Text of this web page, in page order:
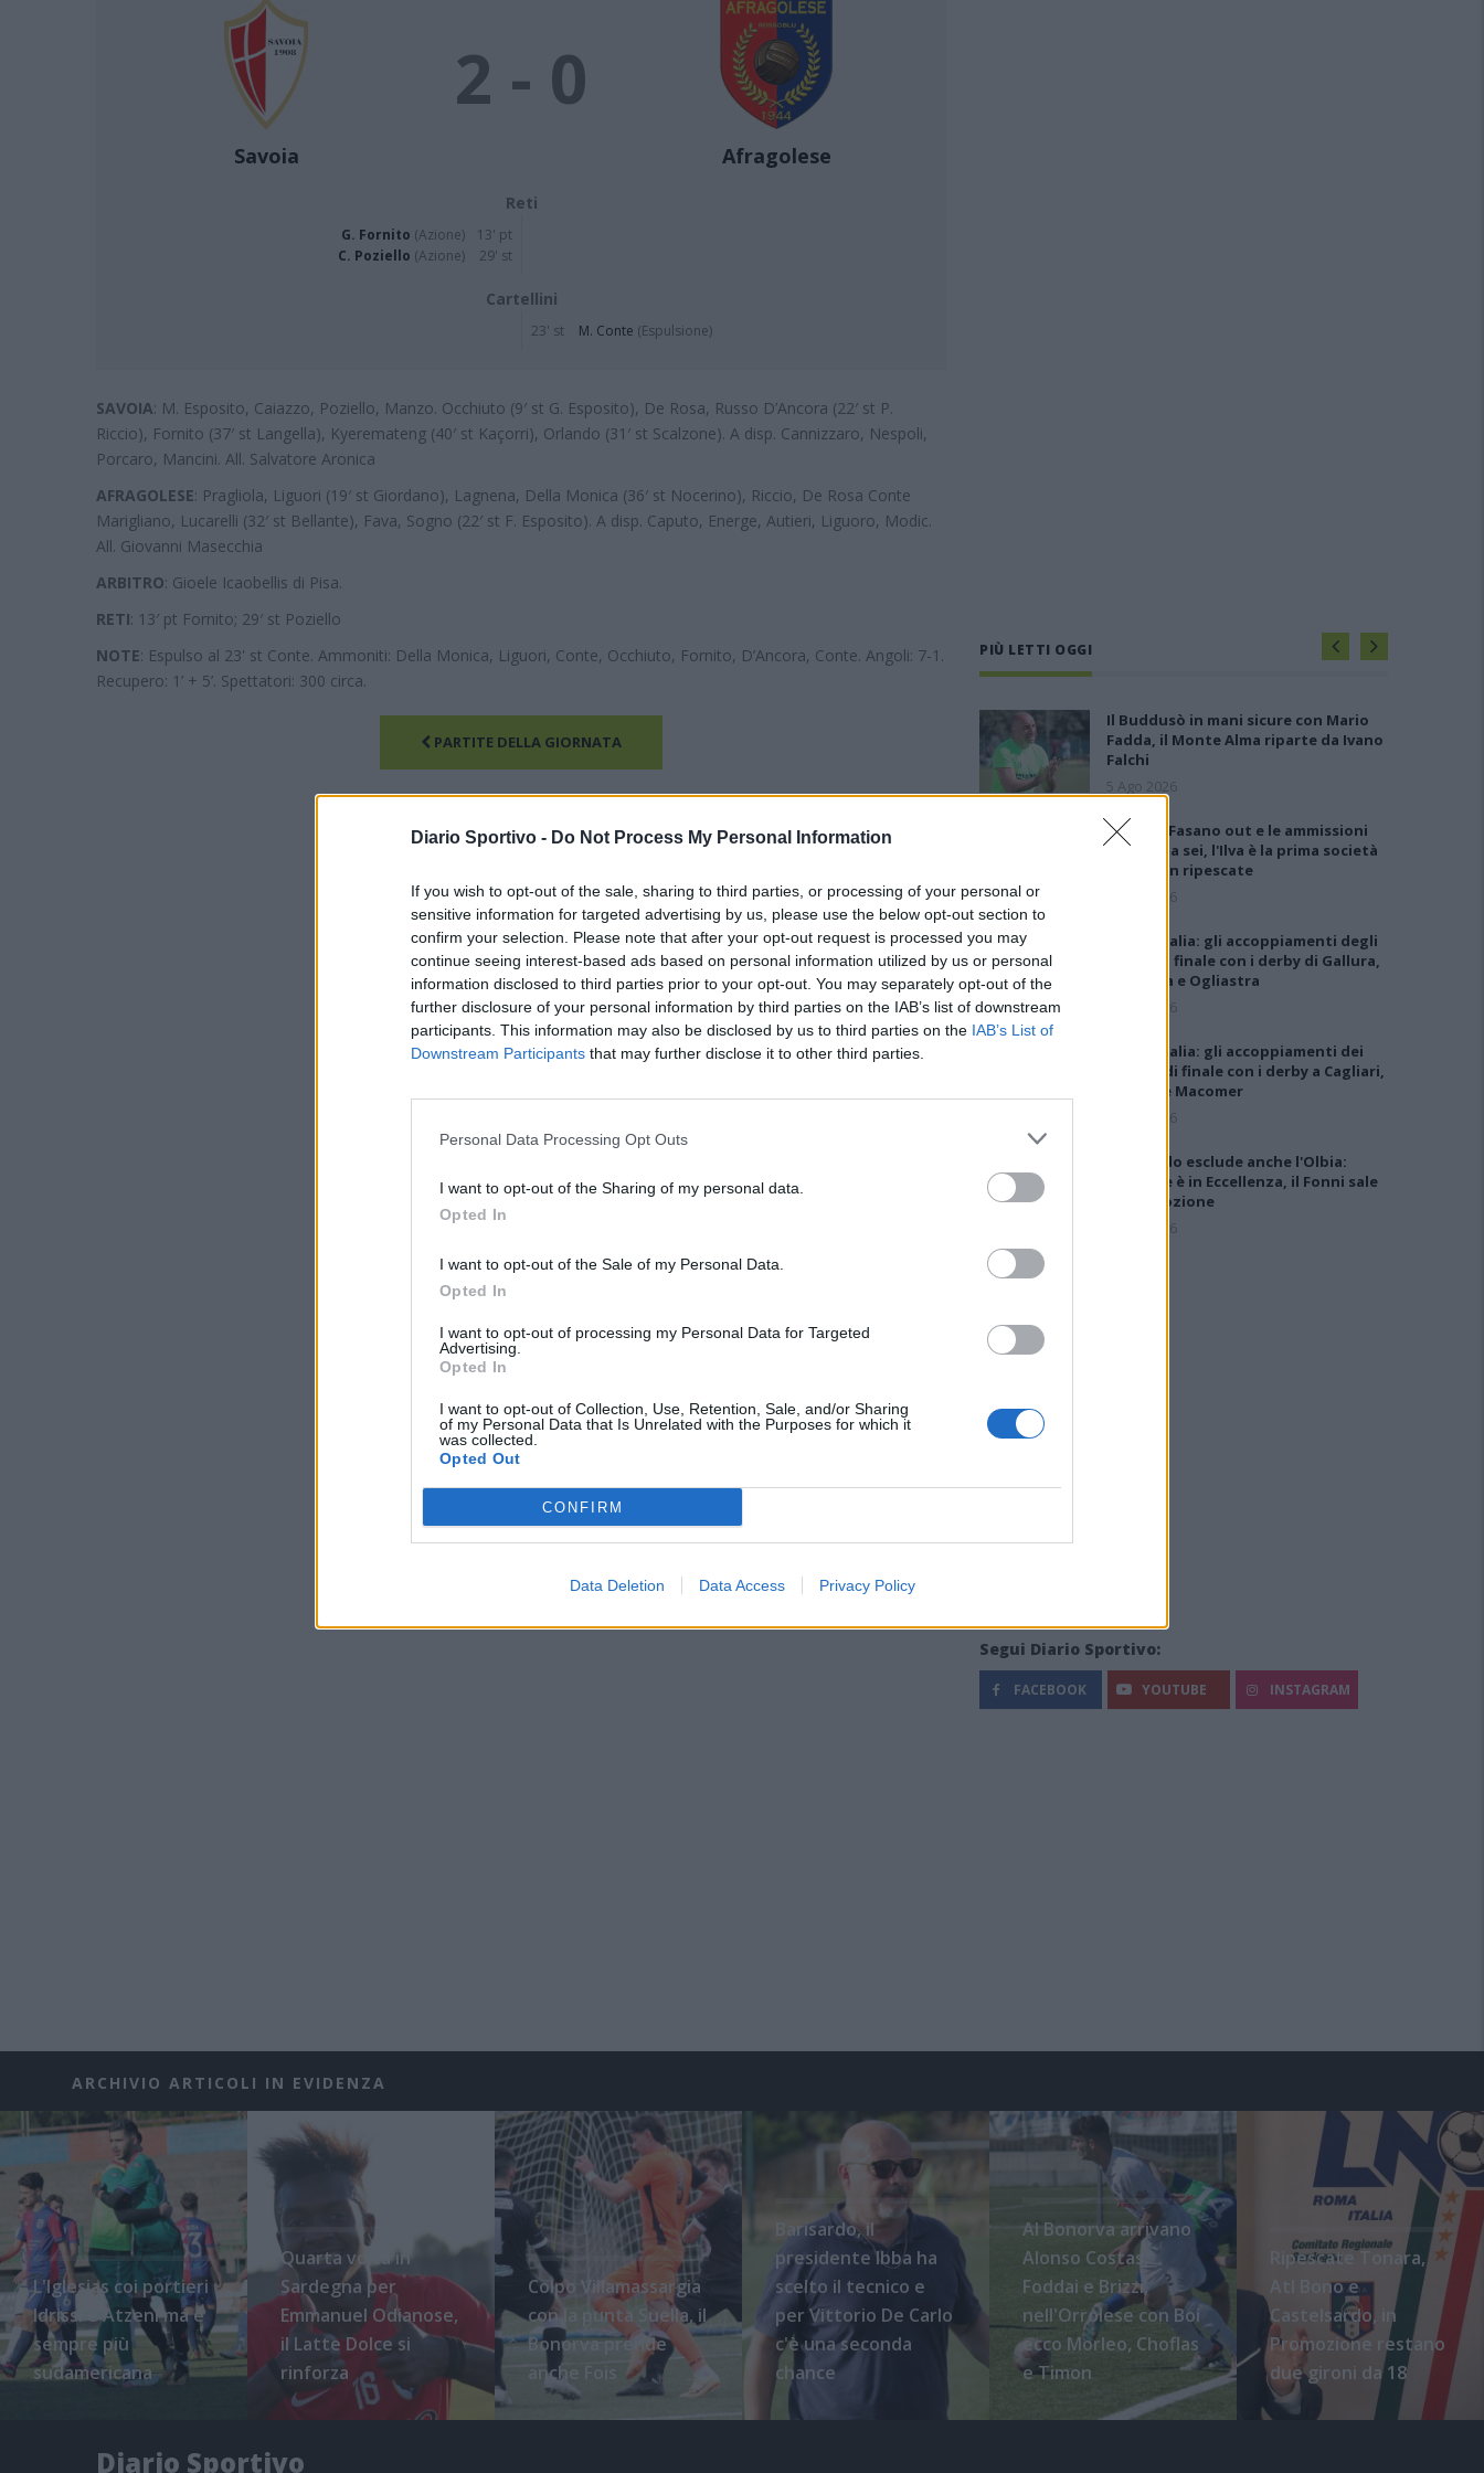
Diario Sportivo - Do Not Process My Personal Information
If you wish to opt-out of the sale, sharing to third parties, or processing of your personal or
sensitive information for targeted advertising by us, please use the below opt-out section to
confirm your selection. Please note that after your opt-out request is processed you may
continue seeing interest-based ads based on personal information utilized by us or personal
information disclosed to third parties prior to your opt-out. You may separately opt-out of the
further disclosure of your personal information by third parties on the IAB’s list of downstream
participants. This information may also be disclosed by us to third parties on the IAB’s List of
Downstream Participants that may further disclose it to other third parties.
Personal Data Processing Opt Outs
I want to opt-out of the Sharing of my personal data.
Opted In
I want to opt-out of the Sale of my Personal Data.
Opted In
I want to opt-out of processing my Personal Data for Targeted
Advertising.
Opted In
I want to opt-out of Collection, Use, Retention, Sale, and/or Sharing
of my Personal Data that Is Unrelated with the Purposes for which it
was collected.
Opted Out
CONFIRM
Data Deletion Data Access Privacy Policy
Savoia
2 - 0
Afragolese
Reti
G. Fornito (Azione)
13' pt
C. Poziello (Azione) 29' st
Cartellini
23' st M. Conte (Espulsione)
SAVOIA: M. Esposito, Caiazzo, Poziello, Manzo. Occhiuto (9′ st G. Esposito), De Rosa, Russo D’Ancora (22′ st P.
Riccio), Fornito (37′ st Langella), Kyeremateng (40′ st Kaçorri), Orlando (31′ st Scalzone). A disp. Cannizzaro, Nespoli,
Porcaro, Mancini. All. Salvatore Aronica
AFRAGOLESE: Pragliola, Liguori (19′ st Giordano), Lagnena, Della Monica (36′ st Nocerino), Riccio, De Rosa Conte
Marigliano, Lucarelli (32′ st Bellante), Fava, Sogno (22′ st F. Esposito). A disp. Caputo, Energe, Autieri, Liguoro, Modic.
All. Giovanni Masecchia
ARBITRO: Gioele Icaobellis di Pisa.
RETI: 13′ pt Fornito; 29′ st Poziello
NOTE: Espulso al 23' st Conte. Ammoniti: Della Monica, Liguori, Conte, Occhiuto, Fornito, D’Ancora, Conte. Angoli: 7-1.
Recupero: 1’ + 5’. Spettatori: 300 circa.
PARTITE DELLA GIORNATA
PIÙ LETTI OGGI
Il Buddusò in mani sicure con Mario
Fadda, il Monte Alma riparte da Ivano
Falchi
5 Ago 2026
Anche il Fasano out e le ammissioni
salgono a sei, l'Ilva è la prima società
tra le non ripescate
5 Ago 2026
Coppa Italia: gli accoppiamenti degli
ottavi di finale con i derby di Gallura,
Barbagia e Ogliastra
5 Ago 2026
Coppa Italia: gli accoppiamenti dei
16esimi di finale con i derby a Cagliari,
Sassari e Macomer
5 Ago 2026
Il CR sardo esclude anche l'Olbia:
l'Usinese è in Eccellenza, il Fonni sale
in Promozione
5 Ago 2026
Segui Diario Sportivo:
FACEBOOK YOUTUBE INSTAGRAM
ARCHIVIO ARTICOLI IN EVIDENZA
L'Iglesias coi portieri
Idrissi e Atzeni ma è
sempre più
sudamericana
Quarta volta in
Sardegna per
Emmanuel Odianose,
il Latte Dolce si
rinforza
Colpo Villamassargia
con la punta Suella, il
Bonorva prende
anche Fois
Barisardo, il
presidente Ibba ha
scelto il tecnico e
per Vittorio De Carlo
c'è una seconda
chance
Al Bonorva arrivano
Alonso Costas,
Foddai e Brizzi,
nell'Orrolese con Boi
ecco Morleo, Choflas
e Timon
Ripescate Tonara,
Atl Bono e
Castelsardo, in
Promozione restano
due gironi da 18
Diario Sportivo